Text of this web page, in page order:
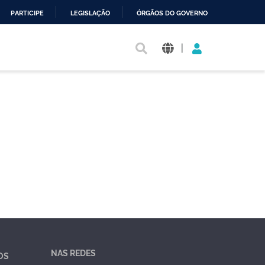
PARTICIPE LEGISLAÇÃO ÓRGÃOS DO GOVERNO
|
NAS REDES